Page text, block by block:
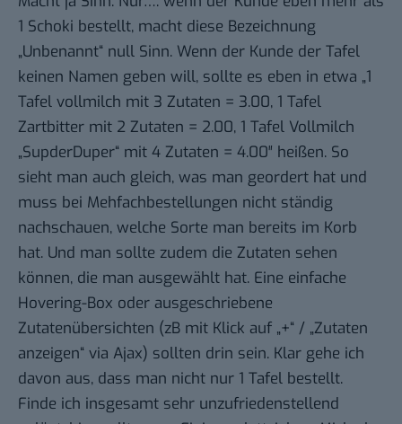
1 Schoki bestellt, macht diese Bezeichnung
„Unbenannt“ null Sinn. Wenn der Kunde der Tafel
keinen Namen geben will, sollte es eben in etwa „1
Tafel vollmilch mit 3 Zutaten = 3.00, 1 Tafel
Zartbitter mit 2 Zutaten = 2.00, 1 Tafel Vollmilch
„SupderDuper“ mit 4 Zutaten = 4.00″ heißen. So
sieht man auch gleich, was man geordert hat und
muss bei Mehfachbestellungen nicht ständig
nachschauen, welche Sorte man bereits im Korb
hat. Und man sollte zudem die Zutaten sehen
können, die man ausgewählt hat. Eine einfache
Hovering-Box oder ausgeschriebene
Zutatenübersichten (zB mit Klick auf „+“ / „Zutaten
anzeigen“ via Ajax) sollten drin sein. Klar gehe ich
davon aus, dass man nicht nur 1 Tafel bestellt.
Finde ich insgesamt sehr unzufriedenstellend